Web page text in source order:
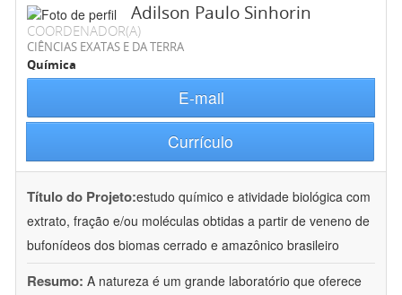
Adilson Paulo Sinhorin
COORDENADOR(A)
CIÊNCIAS EXATAS E DA TERRA
Química
E-mail
Currículo
Título do Projeto:estudo químico e atividade biológica com
extrato, fração e/ou moléculas obtidas a partir de veneno de
bufonídeos dos biomas cerrado e amazônico brasileiro
Resumo: A natureza é um grande laboratório que oferece